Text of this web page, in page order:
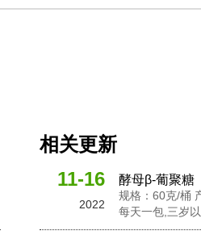
相关更新
11-16
2022
酵母β-葡聚糖
规格：60克/桶
每天一包,三岁
活性酵母粉，